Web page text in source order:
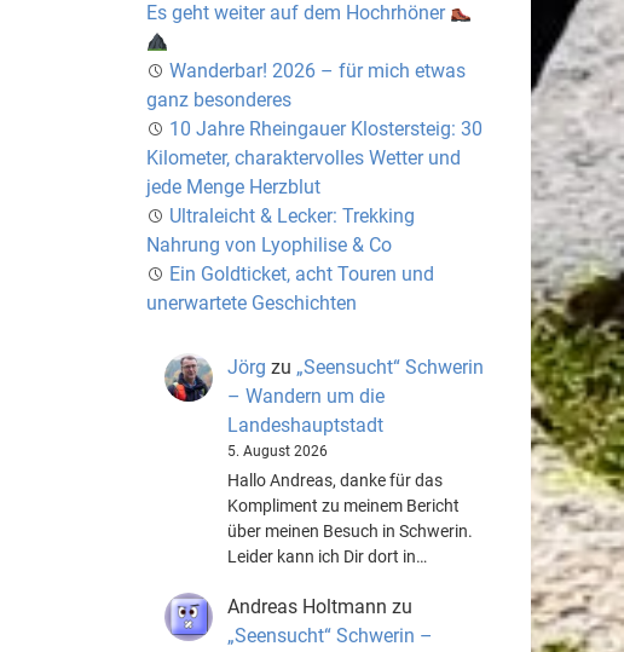
Es geht weiter auf dem Hochrhöner
Wanderbar! 2026 – für mich etwas
ganz besonderes
10 Jahre Rheingauer Klostersteig: 30
Kilometer, charaktervolles Wetter und
jede Menge Herzblut
Ultraleicht & Lecker: Trekking
Nahrung von Lyophilise & Co
Ein Goldticket, acht Touren und
unerwartete Geschichten
Jörg zu „Seensucht“ Schwerin
– Wandern um die
Landeshauptstadt
5. August 2026
Hallo Andreas, danke für das
Kompliment zu meinem Bericht
über meinen Besuch in Schwerin.
Leider kann ich Dir dort in…
Andreas Holtmann zu
„Seensucht“ Schwerin –